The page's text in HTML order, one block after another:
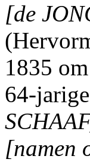
[de
1835
64-
[namen